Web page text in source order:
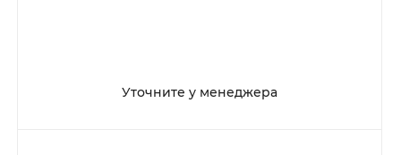
Уточните у менеджера